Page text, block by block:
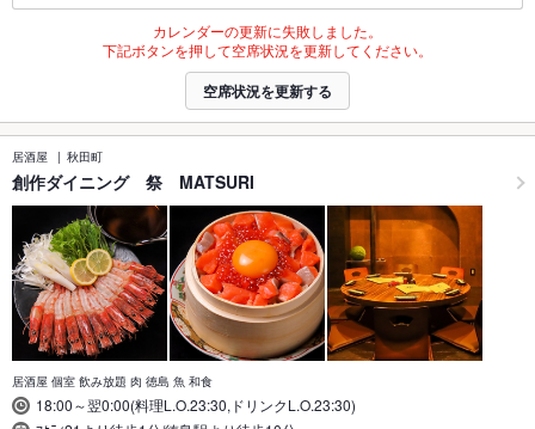
カレンダーの更新に失敗しました。
下記ボタンを押して空席状況を更新してください。
空席状況を更新する
居酒屋 秋田町
創作ダイニング 祭 MATSURI
居酒屋 個室 飲み放題 肉 徳島 魚 和食
18:00～翌0:00(料理L.O.23:30,ドリンクL.O.23:30)